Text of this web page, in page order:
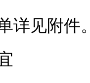
见附件